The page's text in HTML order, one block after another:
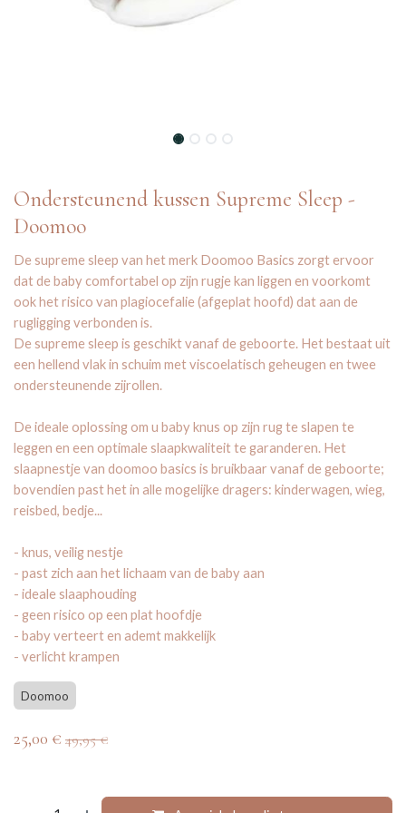
Ondersteunend kussen Supreme Sleep -
Doomoo
De supreme sleep van het merk Doomoo Basics zorgt ervoor
dat de baby comfortabel op zijn rugje kan liggen en voorkomt
ook het risico van plagiocefalie (afgeplat hoofd) dat aan de
rugligging verbonden is.
De supreme sleep is geschikt vanaf de geboorte. Het bestaat uit
een hellend vlak in schuim met viscoelatisch geheugen en twee
ondersteunende zijrollen.
De ideale oplossing om u baby knus op zijn rug te slapen te
leggen en een optimale slaapkwaliteit te garanderen. Het
slaapnestje van doomoo basics is bruikbaar vanaf de geboorte;
bovendien past het in alle mogelijke dragers: kinderwagen, wieg,
reisbed, bedje...
- knus, veilig nestje
- past zich aan het lichaam van de baby aan
- ideale slaaphouding
- geen risico op een plat hoofdje
- baby verteert en ademt makkelijk
- verlicht krampen
Doomoo
25,00 € 49,95€